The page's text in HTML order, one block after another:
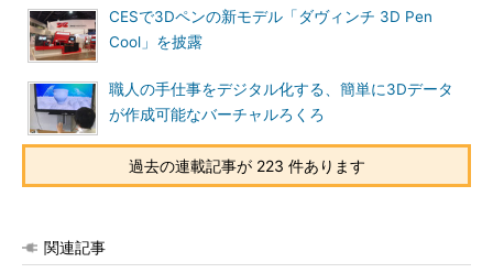
CESで3Dペンの新モデル「ダヴィンチ 3D Pen
Cool」を披露
職人の手仕事をデジタル化する、簡単に3Dデータ
が作成可能なバーチャルろくろ
過去の連載記事が 223 件あります
関連記事